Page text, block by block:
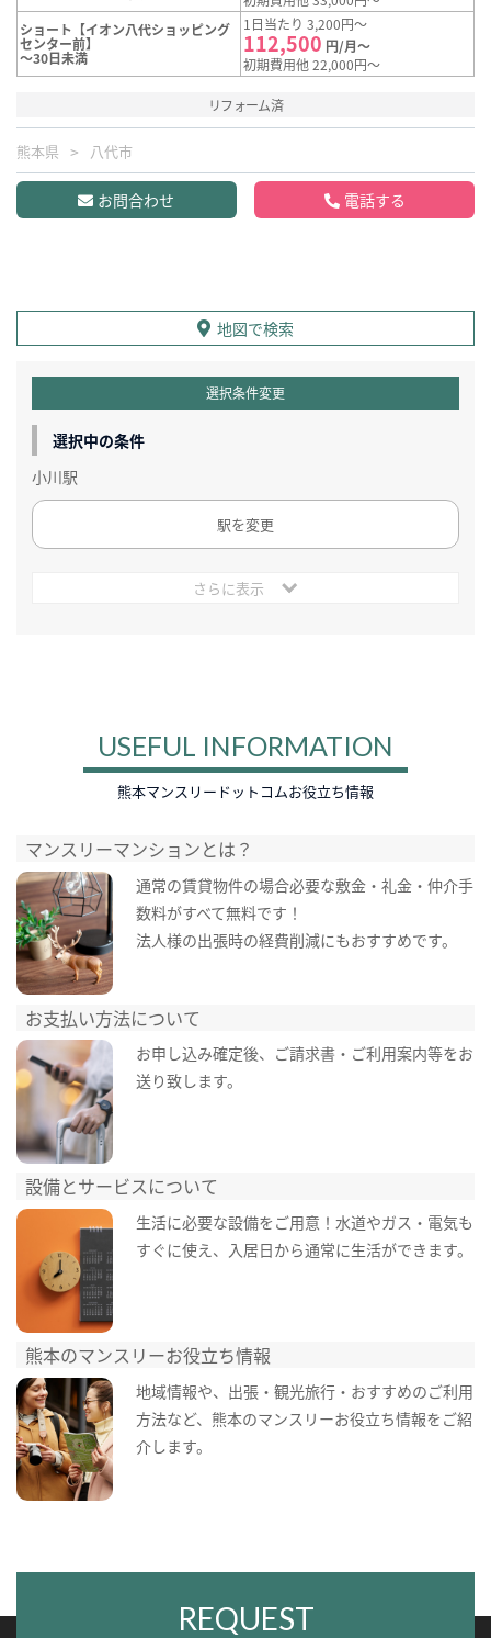
ショート【イオン八代ショッピング
センター前】
～30日未満
1日当たり 3,200円～
112,500 円/月～
初期費用他 22,000円～
リフォーム済
熊本県 八代市
お問合わせ 電話する
地図で検索
選択条件変更
選択中の条件
小川駅
駅を変更
さらに表示
USEFUL INFORMATION
熊本マンスリードットコムお役立ち情報
マンスリーマンションとは？
通常の賃貸物件の場合必要な敷金・礼金・仲介手
数料がすべて無料です！
法人様の出張時の経費削減にもおすすめです。
お支払い方法について
お申し込み確定後、ご請求書・ご利用案内等をお
送り致します。
設備とサービスについて
生活に必要な設備をご用意！水道やガス・電気も
すぐに使え、入居日から通常に生活ができます。
熊本のマンスリーお役立ち情報
地域情報や、出張・観光旅行・おすすめのご利用
方法など、熊本のマンスリーお役立ち情報をご紹
介します。
REQUEST